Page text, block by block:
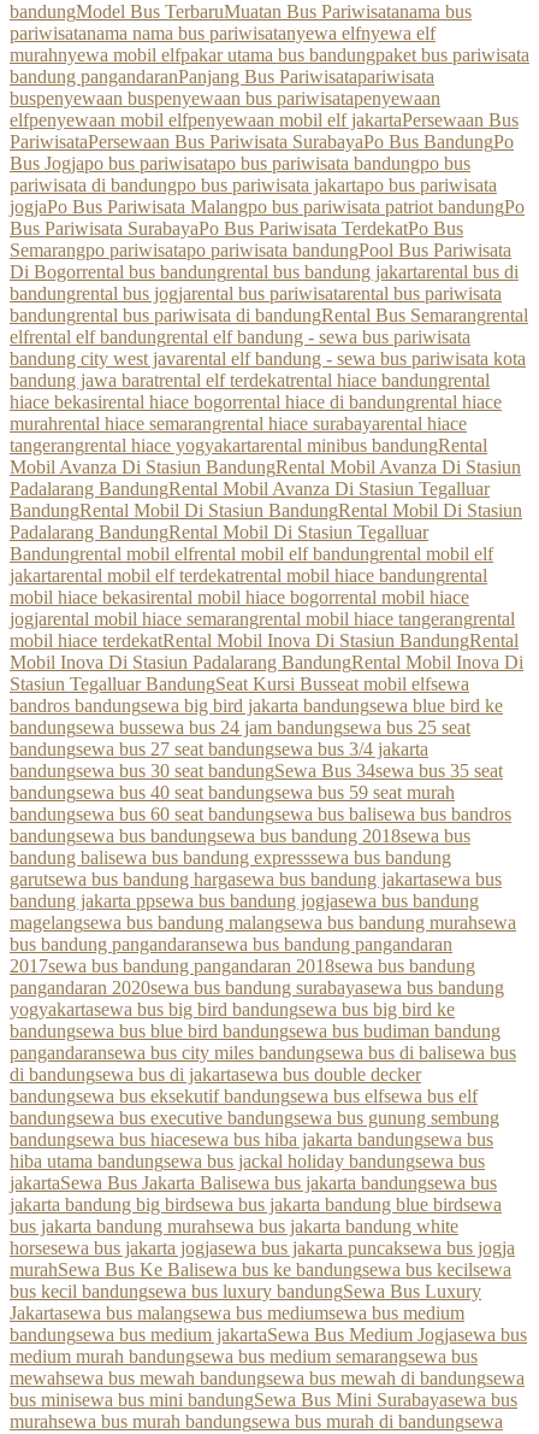
bandungModel Bus TerbaruMuatan Bus Pariwisatanama bus
pariwisatanama nama bus pariwisatanyewa elfnyewa elf
murahnyewa mobil elfpakar utama bus bandungpaket bus pariwisata
bandung pangandaranPanjang Bus Pariwisatapariwisata
buspenyewaan buspenyewaan bus pariwisatapenyewaan
elfpenyewaan mobil elfpenyewaan mobil elf jakartaPersewaan Bus
PariwisataPersewaan Bus Pariwisata SurabayaPo Bus BandungPo
Bus Jogjapo bus pariwisatapo bus pariwisata bandungpo bus
pariwisata di bandungpo bus pariwisata jakartapo bus pariwisata
jogjaPo Bus Pariwisata Malangpo bus pariwisata patriot bandungPo
Bus Pariwisata SurabayaPo Bus Pariwisata TerdekatPo Bus
Semarangpo pariwisatapo pariwisata bandungPool Bus Pariwisata
Di Bogorrental bus bandungrental bus bandung jakartarental bus di
bandungrental bus jogjarental bus pariwisatarental bus pariwisata
bandungrental bus pariwisata di bandungRental Bus Semarangrental
elfrental elf bandungrental elf bandung - sewa bus pariwisata
bandung city west javarental elf bandung - sewa bus pariwisata kota
bandung jawa baratrental elf terdekatrental hiace bandungrental
hiace bekasirental hiace bogorrental hiace di bandungrental hiace
murahrental hiace semarangrental hiace surabayarental hiace
tangerangrental hiace yogyakartarental minibus bandungRental
Mobil Avanza Di Stasiun BandungRental Mobil Avanza Di Stasiun
Padalarang BandungRental Mobil Avanza Di Stasiun Tegalluar
BandungRental Mobil Di Stasiun BandungRental Mobil Di Stasiun
Padalarang BandungRental Mobil Di Stasiun Tegalluar
Bandungrental mobil elfrental mobil elf bandungrental mobil elf
jakartarental mobil elf terdekatrental mobil hiace bandungrental
mobil hiace bekasirental mobil hiace bogorrental mobil hiace
jogjarental mobil hiace semarangrental mobil hiace tangerangrental
mobil hiace terdekatRental Mobil Inova Di Stasiun BandungRental
Mobil Inova Di Stasiun Padalarang BandungRental Mobil Inova Di
Stasiun Tegalluar BandungSeat Kursi Busseat mobil elfsewa
bandros bandungsewa big bird jakarta bandungsewa blue bird ke
bandungsewa bussewa bus 24 jam bandungsewa bus 25 seat
bandungsewa bus 27 seat bandungsewa bus 3/4 jakarta
bandungsewa bus 30 seat bandungSewa Bus 34sewa bus 35 seat
bandungsewa bus 40 seat bandungsewa bus 59 seat murah
bandungsewa bus 60 seat bandungsewa bus balisewa bus bandros
bandungsewa bus bandungsewa bus bandung 2018sewa bus
bandung balisewa bus bandung expresssewa bus bandung
garutsewa bus bandung hargasewa bus bandung jakartasewa bus
bandung jakarta ppsewa bus bandung jogjasewa bus bandung
magelangsewa bus bandung malangsewa bus bandung murahsewa
bus bandung pangandaransewa bus bandung pangandaran
2017sewa bus bandung pangandaran 2018sewa bus bandung
pangandaran 2020sewa bus bandung surabayasewa bus bandung
yogyakartasewa bus big bird bandungsewa bus big bird ke
bandungsewa bus blue bird bandungsewa bus budiman bandung
pangandaransewa bus city miles bandungsewa bus di balisewa bus
di bandungsewa bus di jakartasewa bus double decker
bandungsewa bus eksekutif bandungsewa bus elfsewa bus elf
bandungsewa bus executive bandungsewa bus gunung sembung
bandungsewa bus hiacesewa bus hiba jakarta bandungsewa bus
hiba utama bandungsewa bus jackal holiday bandungsewa bus
jakartaSewa Bus Jakarta Balisewa bus jakarta bandungsewa bus
jakarta bandung big birdsewa bus jakarta bandung blue birdsewa
bus jakarta bandung murahsewa bus jakarta bandung white
horsesewa bus jakarta jogjasewa bus jakarta puncaksewa bus jogja
murahSewa Bus Ke Balisewa bus ke bandungsewa bus kecilsewa
bus kecil bandungsewa bus luxury bandungSewa Bus Luxury
Jakartasewa bus malangsewa bus mediumsewa bus medium
bandungsewa bus medium jakartaSewa Bus Medium Jogjasewa bus
medium murah bandungsewa bus medium semarangsewa bus
mewahsewa bus mewah bandungsewa bus mewah di bandungsewa
bus minisewa bus mini bandungSewa Bus Mini Surabayasewa bus
murahsewa bus murah bandungsewa bus murah di bandungsewa